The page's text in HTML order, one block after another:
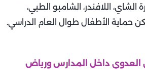
اللافندر، الشامبو الطبي،
حماية الأطفال طوال العام الدراسي.
العدوى داخل المدارس ورياض